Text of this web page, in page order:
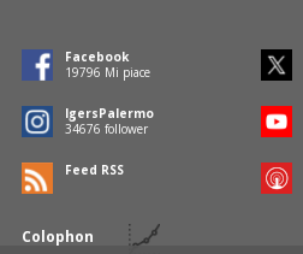
Colophon
Facebook
19796 Mi piace
IgersPalermo
34676 follower
Feed RSS